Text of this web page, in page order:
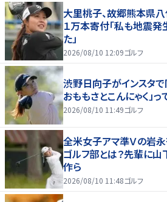
大里桃子、故郷熊本県
１万本寄付「私も地震
た」
2026/08/10 12:09ゴルフ
渋野日向子がインスタ
おももさとこんにゃく」っ
2026/08/10 11:49ゴルフ
全米女子アマ準Ｖの岩
ゴルフ部とは？先輩に山
作ら
2026/08/10 11:48ゴルフ